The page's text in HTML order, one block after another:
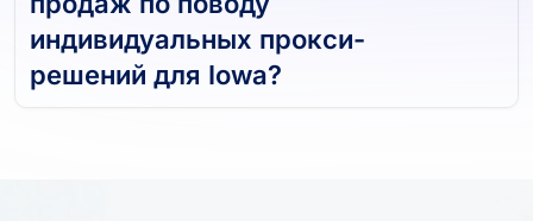
индивидуальных прокси-
решений для Iowa?